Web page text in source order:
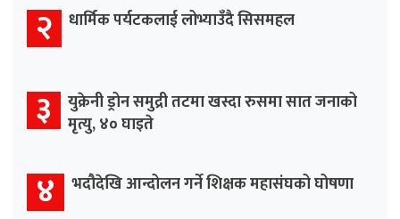
२ धार्मिक पर्यटकलाई लोभ्याउँदै सिसमहल
३ युक्रेनी ड्रोन समुद्री तटमा खस्दा रुसमा सात जनाको
मृत्यु, ४० घाइते
४ भदौदेखि आन्दोलन गर्ने शिक्षक महासंघको घोषणा